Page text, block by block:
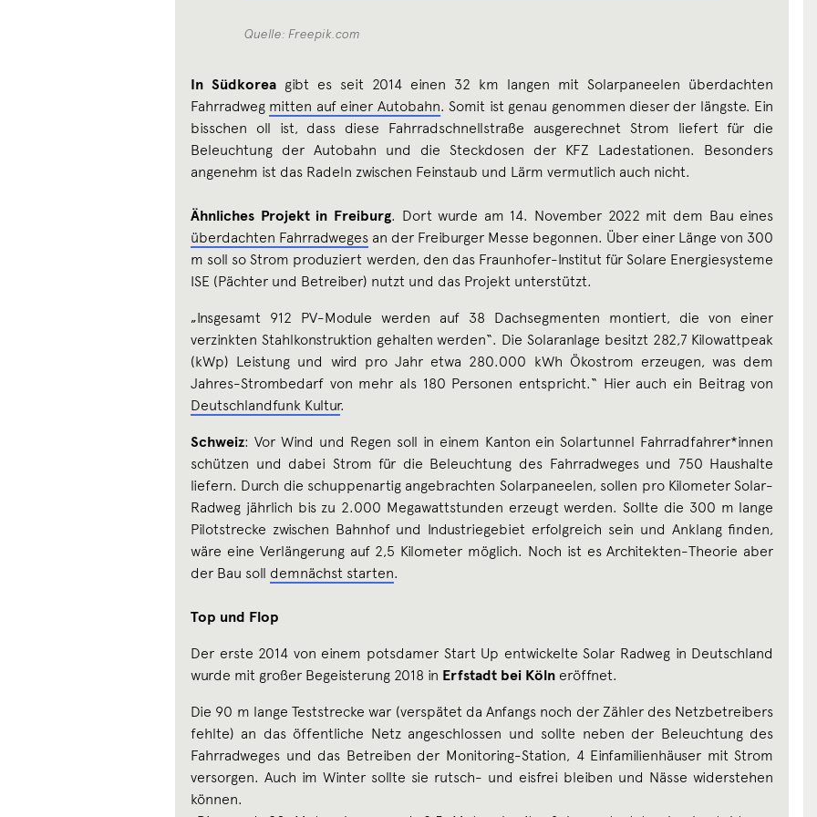
Quelle: Freepik.com
In Südkorea gibt es seit 2014 einen 32 km langen mit Solarpaneelen überdachten
Fahrradweg mitten auf einer Autobahn. Somit ist genau genommen dieser der längste. Ein
bisschen oll ist, dass diese Fahrradschnellstraße ausgerechnet Strom liefert für die
Beleuchtung der Autobahn und die Steckdosen der KFZ Ladestationen. Besonders
angenehm ist das Radeln zwischen Feinstaub und Lärm vermutlich auch nicht.
Ähnliches Projekt in Freiburg. Dort wurde am 14. November 2022 mit dem Bau eines
überdachten Fahrradweges an der Freiburger Messe begonnen. Über einer Länge von 300
m soll so Strom produziert werden, den das Fraunhofer-Institut für Solare Energiesysteme
ISE (Pächter und Betreiber) nutzt und das Projekt unterstützt.
„Insgesamt 912 PV-Module werden auf 38 Dachsegmenten montiert, die von einer
verzinkten Stahlkonstruktion gehalten werden“. Die Solaranlage besitzt 282,7 Kilowattpeak
(kWp) Leistung und wird pro Jahr etwa 280.000 kWh Ökostrom erzeugen, was dem
Jahres-Strombedarf von mehr als 180 Personen entspricht.“ Hier auch ein Beitrag von
Deutschlandfunk Kultur.
Schweiz: Vor Wind und Regen soll in einem Kanton ein Solartunnel Fahrradfahrer*innen
schützen und dabei Strom für die Beleuchtung des Fahrradweges und 750 Haushalte
liefern. Durch die schuppenartig angebrachten Solarpaneelen, sollen pro Kilometer Solar-
Radweg jährlich bis zu 2.000 Megawattstunden erzeugt werden. Sollte die 300 m lange
Pilotstrecke zwischen Bahnhof und Industriegebiet erfolgreich sein und Anklang finden,
wäre eine Verlängerung auf 2,5 Kilometer möglich. Noch ist es Architekten-Theorie aber
der Bau soll demnächst starten.
Top und Flop
Der erste 2014 von einem potsdamer Start Up entwickelte Solar Radweg in Deutschland
wurde mit großer Begeisterung 2018 in Erfstadt bei Köln eröffnet.
Die 90 m lange Teststrecke war (verspätet da Anfangs noch der Zähler des Netzbetreibers
fehlte) an das öffentliche Netz angeschlossen und sollte neben der Beleuchtung des
Fahrradweges und das Betreiben der Monitoring-Station, 4 Einfamilienhäuser mit Strom
versorgen. Auch im Winter sollte sie rutsch- und eisfrei bleiben und Nässe widerstehen
können.